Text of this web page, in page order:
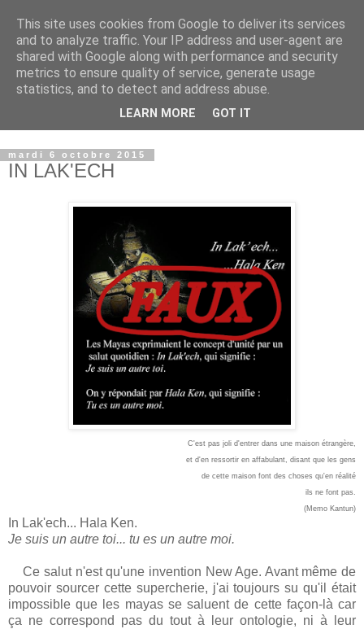
© copyright Jean-Luc Colnot, 2007-2026.
mardi 6 octobre 2015
IN LAK'ECH
C'est pas joli d'entrer dans une maison étrangère,
et d'en ressortir en affabulant, disant que les gens
de cette maison font des choses qu'en réalité
ils ne font pas.
(Memo Kantun)
In Lak'ech... Hala Ken.
Je suis un autre toi... tu es un autre moi.
Ce salut n'est qu'une invention New Age. Avant même de
pouvoir sourcer cette supercherie, j'ai toujours su qu'il était
impossible que les mayas se saluent de cette façon-là car
ça ne correspond pas du tout à leur ontologie, ni à leur
This site uses cookies from Google to deliver its services
and to analyze traffic. Your IP address and user-agent are
shared with Google along with performance and security
metrics to ensure quality of service, generate usage
statistics, and to detect and address abuse.
LEARN MORE GOT IT